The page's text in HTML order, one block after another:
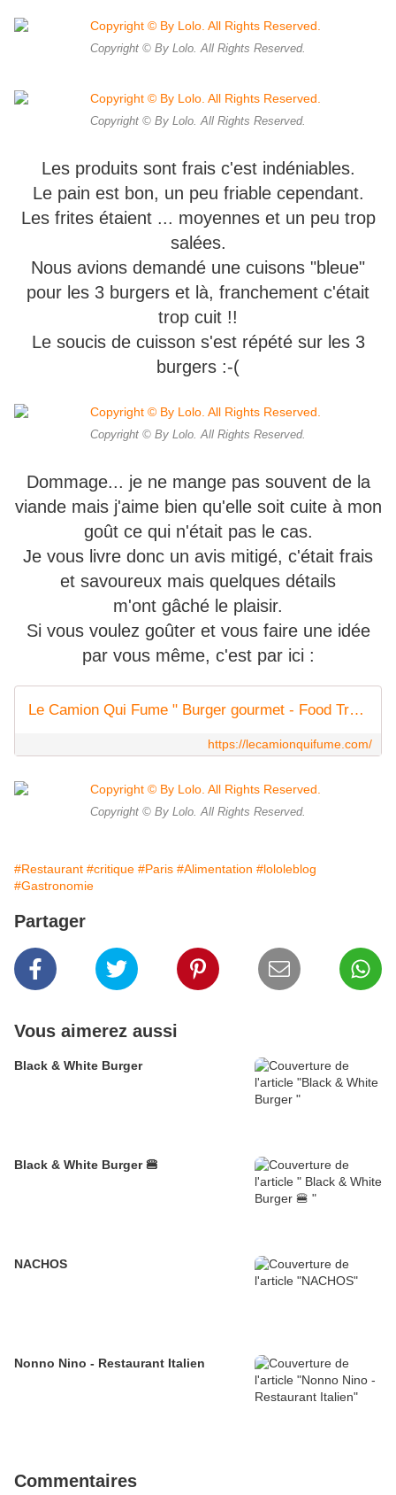
Copyright © By Lolo. All Rights Reserved.
Copyright © By Lolo. All Rights Reserved.
Les produits sont frais c'est indéniables.
Le pain est bon, un peu friable cependant.
Les frites étaient ... moyennes et un peu trop
salées.
Nous avions demandé une cuisons "bleue"
pour les 3 burgers et là, franchement c'était
trop cuit !!
Le soucis de cuisson s'est répété sur les 3
burgers :-(
Copyright © By Lolo. All Rights Reserved.
Dommage... je ne mange pas souvent de la
viande mais j'aime bien qu'elle soit cuite à mon
goût ce qui n'était pas le cas.
Je vous livre donc un avis mitigé, c'était frais
et savoureux mais quelques détails
m'ont gâché le plaisir.
Si vous voulez goûter et vous faire une idée
par vous même, c'est par ici :
Le Camion Qui Fume " Burger gourmet - Food Truck - Restaurant
https://lecamionquifume.com/
Copyright © By Lolo. All Rights Reserved.
#Restaurant #critique #Paris #Alimentation #lololeblog
#Gastronomie
Partager
Vous aimerez aussi
Black & White Burger
Black & White Burger 🍔
NACHOS
Nonno Nino - Restaurant Italien
Commentaires